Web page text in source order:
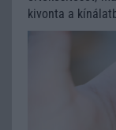
kivonta a